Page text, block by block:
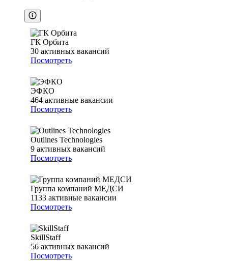
ГК Орбита
30 активных вакансий
Посмотреть
ЭФКО
464 активные вакансии
Посмотреть
Outlines Technologies
9 активных вакансий
Посмотреть
Группа компаний МЕДСИ
1133 активные вакансии
Посмотреть
SkillStaff
56 активных вакансий
Посмотреть